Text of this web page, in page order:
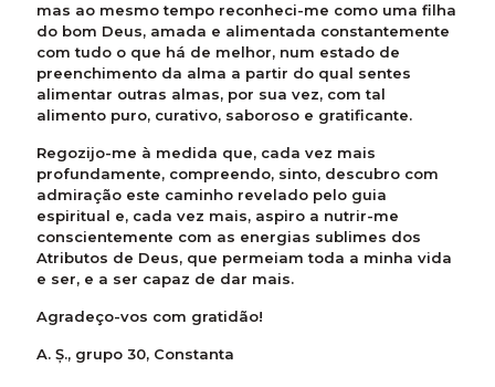
mas ao mesmo tempo reconheci-me como uma filha
do bom Deus, amada e alimentada constantemente
com tudo o que há de melhor, num estado de
preenchimento da alma a partir do qual sentes
alimentar outras almas, por sua vez, com tal
alimento puro, curativo, saboroso e gratificante.
Regozijo-me à medida que, cada vez mais
profundamente, compreendo, sinto, descubro com
admiração este caminho revelado pelo guia
espiritual e, cada vez mais, aspiro a nutrir-me
conscientemente com as energias sublimes dos
Atributos de Deus, que permeiam toda a minha vida
e ser, e a ser capaz de dar mais.
Agradeço-vos com gratidão!
A. Ș., grupo 30, Constanta